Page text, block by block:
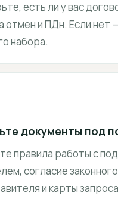
есть ли у вас
отмен и ПДн. Если нет
набора.
документы под
правила работы с
согласие законного
и карты